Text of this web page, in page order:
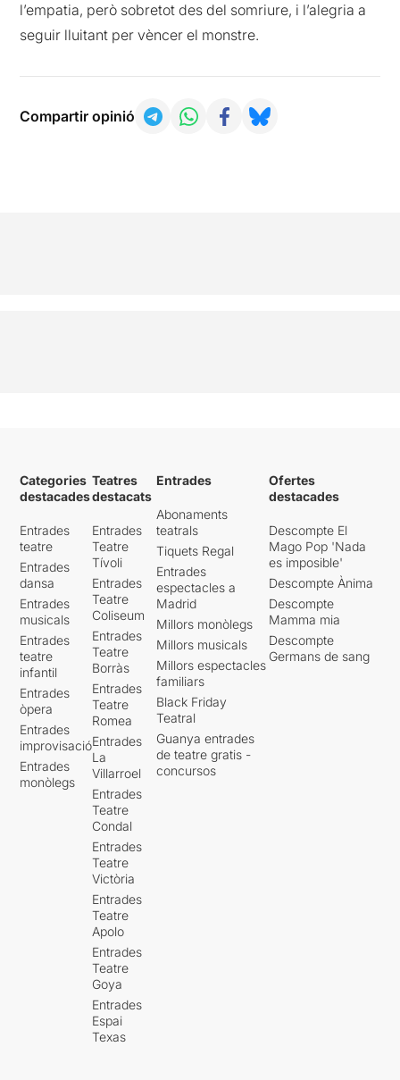
l’empatia, però sobretot des del somriure, i l’alegria a
seguir lluitant per vèncer el monstre.
Compartir opinió
Categories
destacades
Entrades
teatre
Entrades
dansa
Entrades
musicals
Entrades
teatre
infantil
Entrades
òpera
Entrades
improvisació
Entrades
monòlegs
Teatres
destacats
Entrades
Teatre
Tívoli
Entrades
Teatre
Coliseum
Entrades
Teatre
Borràs
Entrades
Teatre
Romea
Entrades
La
Villarroel
Entrades
Teatre
Condal
Entrades
Teatre
Victòria
Entrades
Teatre
Apolo
Entrades
Teatre
Goya
Entrades
Espai
Texas
Entrades
Abonaments
teatrals
Tiquets Regal
Entrades
espectacles a
Madrid
Millors monòlegs
Millors musicals
Millors espectacles
familiars
Black Friday
Teatral
Guanya entrades
de teatre gratis -
concursos
Ofertes
destacades
Descompte El
Mago Pop 'Nada
es imposible'
Descompte Ànima
Descompte
Mamma mia
Descompte
Germans de sang